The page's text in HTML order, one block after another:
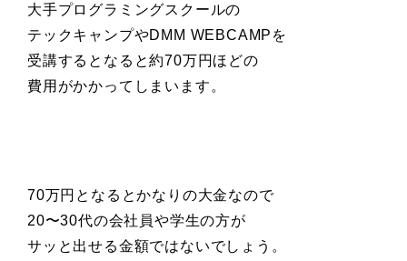
大手プログラミングスクールの
テックキャンプやDMM WEBCAMPを
受講するとなると約70万円ほどの
費用がかかってしまいます。
70万円となるとかなりの大金なので
20〜30代の会社員や学生の方が
サッと出せる金額ではないでしょう。